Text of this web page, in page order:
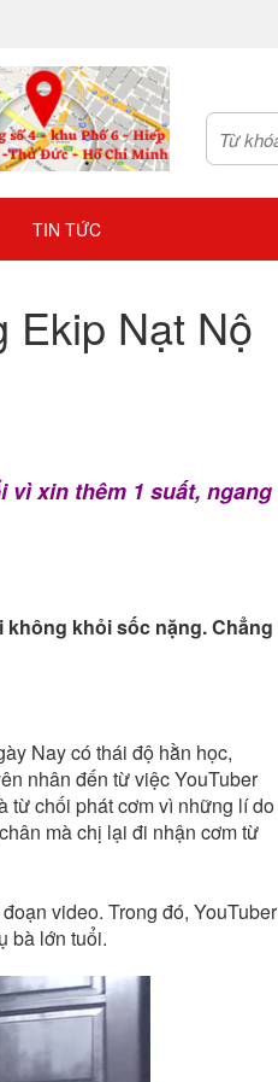
TIN TỨC
Ekip Nạt Nộ
xin thêm 1 suất, ngang
khỏi sốc nặng. Chẳng
Nay có thái độ hằn học,
nhân đến từ việc YouTuber
từ chối phát cơm vì những lí do
mà chị lại đi nhận cơm từ
video. Trong đó, YouTuber
bà lớn tuổi.